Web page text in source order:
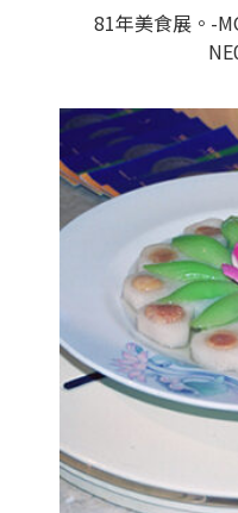
81年美食展。-